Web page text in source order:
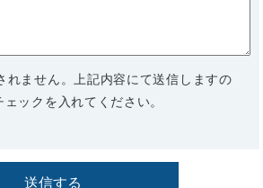
れません。上記内容にて送信しますの
ックを入れてください。